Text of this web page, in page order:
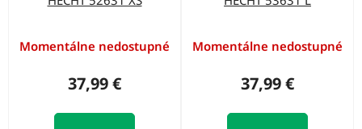
Momentálne nedostupné
37,99 €
Momentálne nedostupné
37,99 €